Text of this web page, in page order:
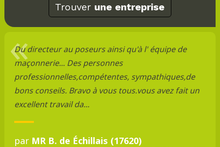
Trouver une entreprise
Du directeur au poseurs ainsi qu'à l' équipe de
maçonnerie... Des personnes
professionnelles,compétentes, sympathiques,de
bons conseils. Bravo à vous tous.vous avez fait un
excellent travail da...
par MR B. de Échillais (17620)